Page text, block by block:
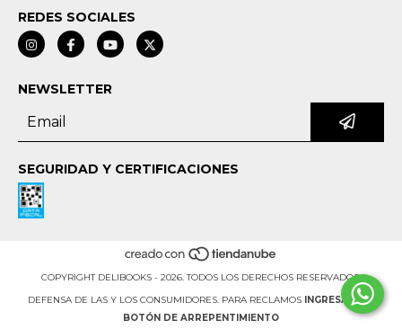
REDES SOCIALES
NEWSLETTER
SEGURIDAD Y CERTIFICACIONES
COPYRIGHT DELIBOOKS - 2026. TODOS LOS DERECHOS RESERVADOS.
DEFENSA DE LAS Y LOS CONSUMIDORES. PARA RECLAMOS
INGRESÁ ACÁ.
BOTÓN DE ARREPENTIMIENTO